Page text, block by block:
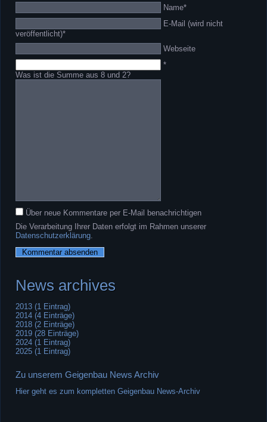
Pflichtfeld
Name*
Pflichtfeld
E-Mail (wird nicht
veröffentlicht)*
Webseite
Was ist die Summe aus 8 und 2?
*
Über neue Kommentare per E-Mail benachrichtigen
Die Verarbeitung Ihrer Daten erfolgt im Rahmen unserer
Datenschutzerklärung.
News archives
2013 (1 Eintrag)
2014 (4 Einträge)
2018 (2 Einträge)
2019 (28 Einträge)
2024 (1 Eintrag)
2025 (1 Eintrag)
Zu unserem Geigenbau News Archiv
Hier geht es zum kompletten Geigenbau News-Archiv